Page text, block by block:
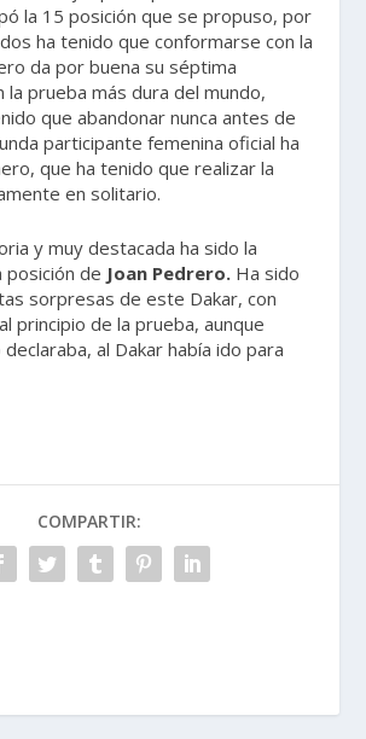
la 15 posición que se propuso, por
ha tenido que conformarse con la
da por buena su séptima
la prueba más dura del mundo,
que abandonar nunca antes de
participante femenina oficial ha
que ha tenido que realizar la
en solitario.
y muy destacada ha sido la
de Joan Pedrero. Ha sido
sorpresas de este Dakar, con
principio de la prueba, aunque
al Dakar había ido para
COMPARTIR: